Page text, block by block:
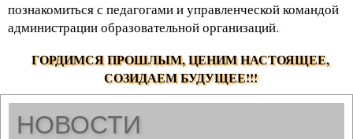
познакомиться с педагогами и управленческой командой
администрации образовательной организаций.
ГОРДИМСЯ ПРОШЛЫМ, ЦЕНИМ НАСТОЯЩЕЕ,
СОЗИДАЕМ БУДУЩЕЕ!!!